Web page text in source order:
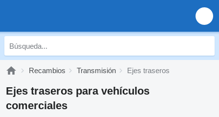
Recambios Transmisión Ejes traseros
Ejes traseros para vehículos
comerciales